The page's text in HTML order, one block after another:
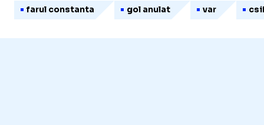
farul constanta gol anulat var